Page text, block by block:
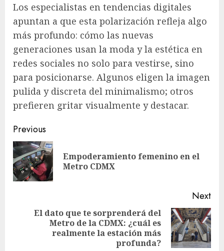
Los especialistas en tendencias digitales
apuntan a que esta polarización refleja algo
más profundo: cómo las nuevas
generaciones usan la moda y la estética en
redes sociales no solo para vestirse, sino
para posicionarse. Algunos eligen la imagen
pulida y discreta del minimalismo; otros
prefieren gritar visualmente y destacar.
Post
navigation
Previous
Empoderamiento femenino en el
Metro CDMX
Next
El dato que te sorprenderá del
Metro de la CDMX: ¿cuál es
realmente la estación más
profunda?